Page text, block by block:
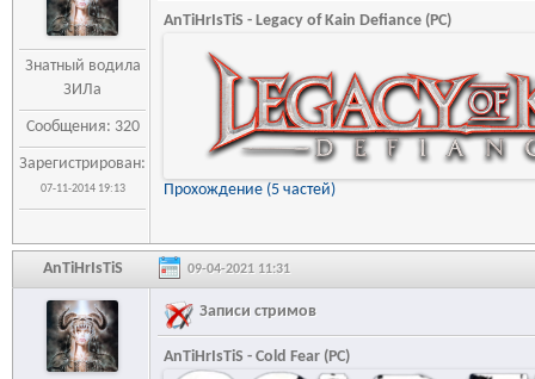
Знатный водила
ЗИЛа
Сообщения: 320
Зарегистрирован:
07-11-2014 19:13
AnTiHrIsTiS - Legacy of Kain Defiance (PC)
Прохождение (5 частей)
AnTiHrIsTiS 09-04-2021 11:31
Записи стримов
AnTiHrIsTiS - Cold Fear (PC)